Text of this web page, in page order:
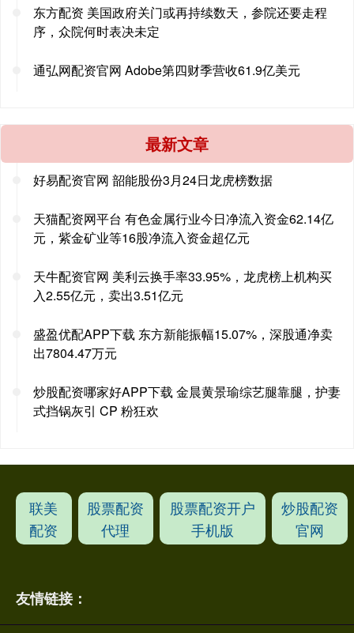
东方配资 美国政府关门或再持续数天，参院还要走程
序，众院何时表决未定
通弘网配资官网 Adobe第四财季营收61.9亿美元
最新文章
好易配资官网 韶能股份3月24日龙虎榜数据
天猫配资网平台 有色金属行业今日净流入资金62.14亿
元，紫金矿业等16股净流入资金超亿元
天牛配资官网 美利云换手率33.95%，龙虎榜上机构买
入2.55亿元，卖出3.51亿元
盛盈优配APP下载 东方新能振幅15.07%，深股通净卖
出7804.47万元
炒股配资哪家好APP下载 金晨黄景瑜综艺腿靠腿，护妻
式挡锅灰引 CP 粉狂欢
联美
配资
股票配资
代理
股票配资开户
手机版
炒股配资
官网
友情链接：